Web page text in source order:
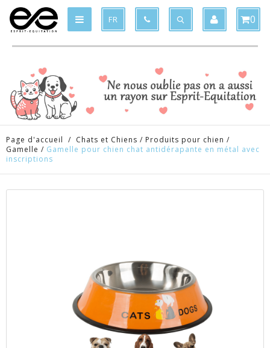
FR 0
Page d'accueil / Chats et Chiens / Produits pour chien /
Gamelle / Gamelle pour chien chat antidérapante en métal avec
inscriptions
Produit ajouté au panier x
Produit supprimé du panier x